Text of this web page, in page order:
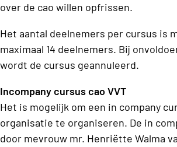
over de cao willen opfrissen.
Het aantal deelnemers per cursus is
maximaal 14 deelnemers. Bij
wordt de cursus geannuleerd.
Incompany cursus cao VVT
Het is mogelijk om een in company
organisatie te organiseren. De in
door mevrouw mr. Henriëtte Walma